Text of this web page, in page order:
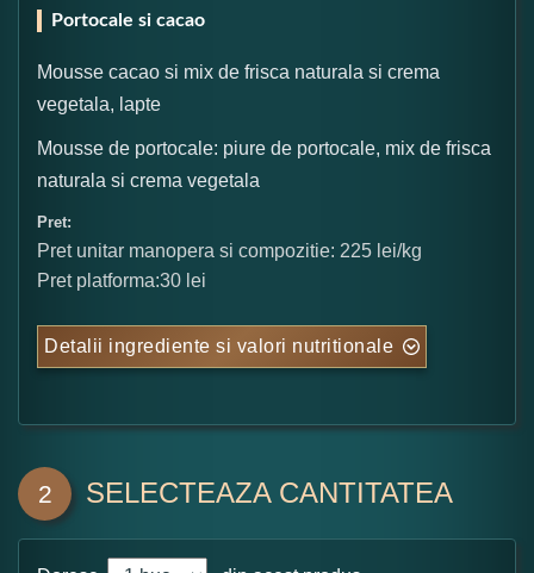
Portocale si cacao
Mousse cacao si mix de frisca naturala si crema
vegetala, lapte
Mousse de portocale: piure de portocale, mix de frisca
naturala si crema vegetala
Pret:
Pret unitar manopera si compozitie: 225 lei/kg
Pret platforma:30 lei
Detalii ingrediente si valori nutritionale
2 SELECTEAZA CANTITATEA